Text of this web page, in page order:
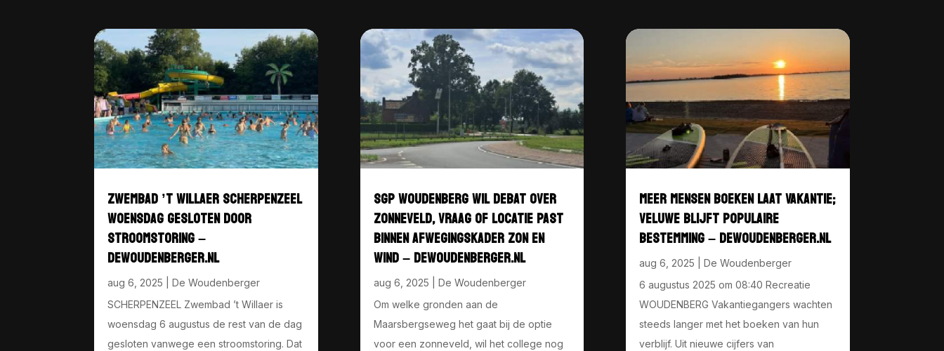
ZWEMBAD ’T WILLAER SCHERPENZEEL
WOENSDAG GESLOTEN DOOR
STROOMSTORING –
DEWOUDENBERGER.NL
aug 6, 2025 |De Woudenberger
SCHERPENZEEL Zwembad ’t Willaer is
woensdag 6 augustus de rest van de dag
gesloten vanwege een stroomstoring. Dat
SGP WOUDENBERG WIL DEBAT OVER
ZONNEVELD, VRAAG OF LOCATIE PAST
BINNEN AFWEGINGSKADER ZON EN
WIND – DEWOUDENBERGER.NL
aug 6, 2025
De Woudenberger
Om welke gronden aan de
Maarsbergseweg het gaat bij de optie
voor een zonneveld, wil het college nog
MEER MENSEN BOEKEN LAAT VAKANTIE;
VELUWE BLIJFT POPULAIRE
BESTEMMING – DEWOUDENBERGER.NL
aug 6, 2025
De Woudenberger
6 augustus 2025 om 08:40 Recreatie
WOUDENBERG Vakantiegangers wachten
steeds langer met het boeken van hun
verblijf. Uit nieuwe cijfers van